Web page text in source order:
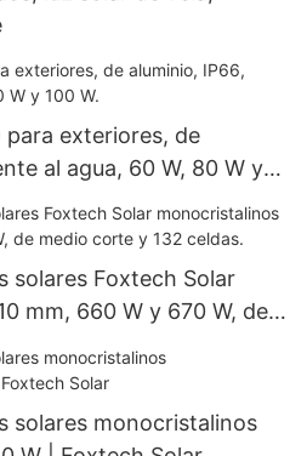
para exteriores, de
al agua, 60 W, 80 W y
solares Foxtech Solar
mm, 660 W y 670 W, de
solares monocristalinos